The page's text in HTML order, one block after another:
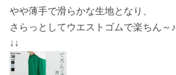
やや薄手で滑らかな生地となり、
さらっとしてウエストゴムで楽ちん～♪
↓↓